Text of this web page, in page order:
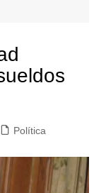
Política